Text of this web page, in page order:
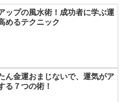
ップの風水術！成功者に学ぶ運
めるテクニック
ん金運おまじないで、運気がア
る７つの術！